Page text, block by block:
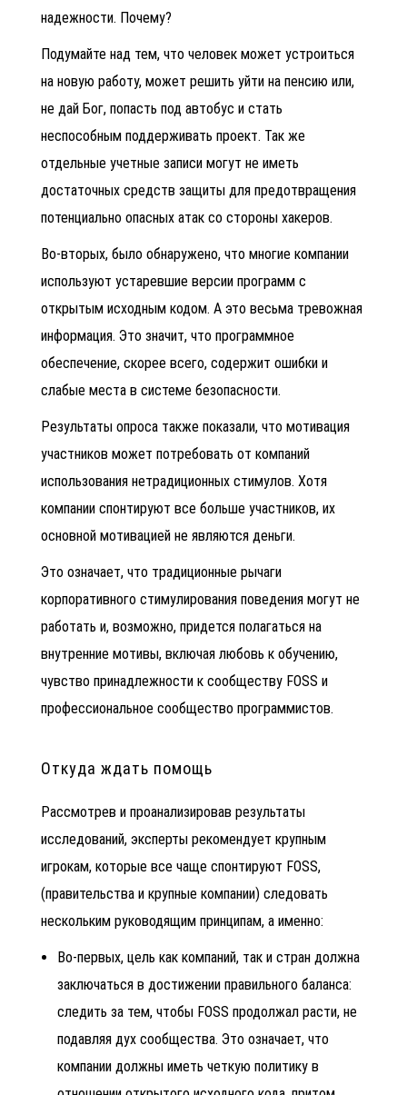
надежности. Почему?
Подумайте над тем, что человек может устроиться
на новую работу, может решить уйти на пенсию или,
не дай Бог, попасть под автобус и стать
неспособным поддерживать проект. Так же
отдельные учетные записи могут не иметь
достаточных средств защиты для предотвращения
потенциально опасных атак со стороны хакеров.
Во-вторых, было обнаружено, что многие компании
используют устаревшие версии программ с
открытым исходным кодом. А это весьма тревожная
информация. Это значит, что программное
обеспечение, скорее всего, содержит ошибки и
слабые места в системе безопасности.
Результаты опроса также показали, что мотивация
участников может потребовать от компаний
использования нетрадиционных стимулов. Хотя
компании спонтируют все больше участников, их
основной мотивацией не являются деньги.
Это означает, что традиционные рычаги
корпоративного стимулирования поведения могут не
работать и, возможно, придется полагаться на
внутренние мотивы, включая любовь к обучению,
чувство принадлежности к сообществу FOSS и
профессиональное сообщество программистов.
Откуда ждать помощь
Рассмотрев и проанализировав результаты
исследований, эксперты рекомендует крупным
игрокам, которые все чаще спонтируют FOSS,
(правительства и крупные компании) следовать
нескольким руководящим принципам, а именно:
Во-первых, цель как компаний, так и стран должна
заключаться в достижении правильного баланса:
следить за тем, чтобы FOSS продолжал расти, не
подавляя дух сообщества. Это означает, что
компании должны иметь четкую политику в